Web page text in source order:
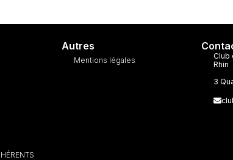
Autres
Mentions légales
Club
Rhin
3